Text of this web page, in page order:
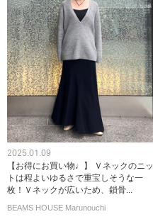
2025.01.09
【お得にお買い物♩】 Ｖネックのニッ
トは程よいゆるさで重宝しそうな一
枚！Ｖネックが広いため、鎖骨...
BEAMS HOUSE Marunouchi